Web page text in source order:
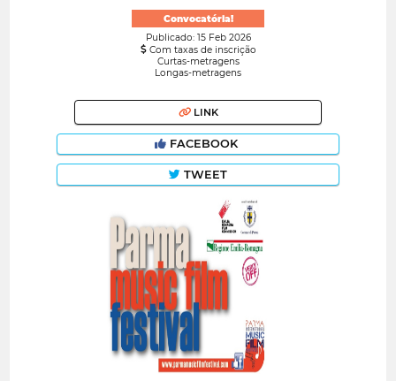
Convocatória!
Publicado: 15 Feb 2026
Com taxas de inscrição
Curtas-metragens
Longas-metragens
LINK
FACEBOOK
TWEET